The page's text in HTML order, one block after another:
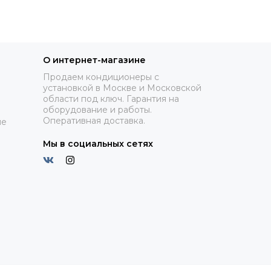
О интернет-магазине
Продаем кондиционеры с
установкой в Москве и Московской
области под ключ. Гарантия на
оборудование и работы.
Оперативная доставка.
Мы в социальных сетях